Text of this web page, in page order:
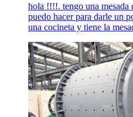
hola !!!!. tengo una
puedo hacer para darle un
una cocineta y tiene la